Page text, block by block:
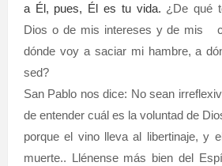
a Él, pues, Él es tu vida. ¿De qué
Dios o de mis intereses y de mis
dónde voy a saciar mi hambre, a
sed?
San Pablo nos dice: No sean
de entender cuál es la voluntad de
porque el vino lleva al libertinaje, y
muerte.. Llénense más bien del